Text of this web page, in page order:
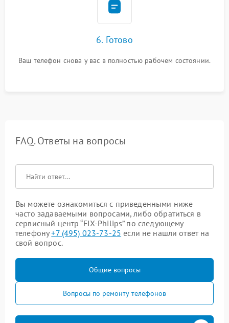
6. Готово
Ваш телефон снова у вас в полностью рабочем состоянии.
FAQ. Ответы на вопросы
Вы можете ознакомиться с приведенными ниже
часто задаваемыми вопросами, либо обратиться в
сервисный центр “FIX-Philips” по следующему
телефону+7 (495) 023-73-25 если не нашли ответ на
свой вопрос.
Общие вопросы
Вопросы по ремонту телефонов